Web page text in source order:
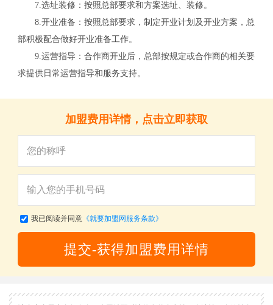
关
7.选址装修：按照总部要求和方案选址、装修。
8.开业准备：按照总部要求，制定开业计划及开业方案，总
部积极配合做好开业准备工作。
9.运营指导：合作商开业后，总部按规定或合作商的相关要
求提供日常运营指导和服务支持。
加盟费用详情，点击立即获取
我已阅读并同意《就要加盟网服务条款》
提交-获得加盟费用详情